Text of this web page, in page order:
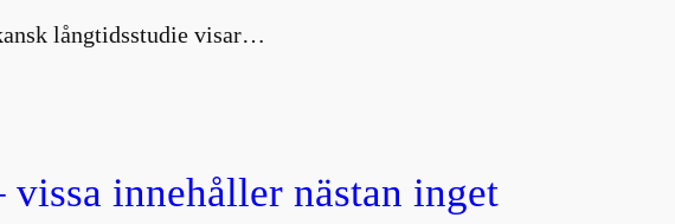
långtidsstudie visar…
innehåller nästan inget